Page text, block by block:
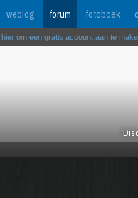
weblog forum fotoboek
hier om een gratis account aan te